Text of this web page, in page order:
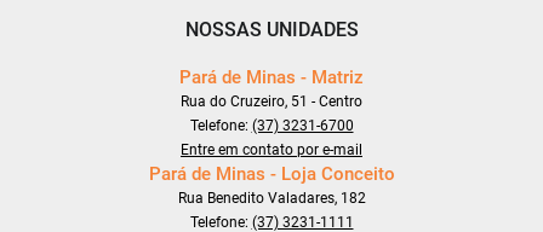
NOSSAS UNIDADES
Pará de Minas - Matriz
Rua do Cruzeiro, 51 - Centro
Telefone: (37) 3231-6700
Entre em contato por e-mail
Pará de Minas - Loja Conceito
Rua Benedito Valadares, 182
Telefone: (37) 3231-1111